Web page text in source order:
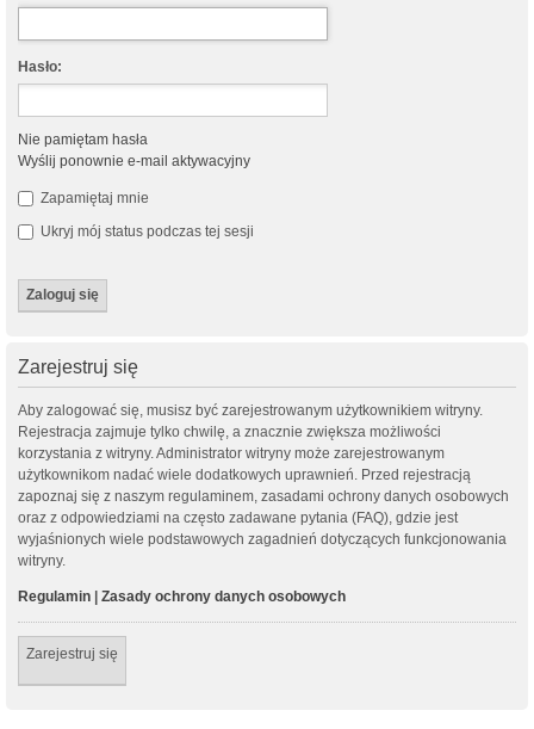
Hasło:
Nie pamiętam hasła
Wyślij ponownie e-mail aktywacyjny
Zapamiętaj mnie
Ukryj mój status podczas tej sesji
Zarejestruj się
Aby zalogować się, musisz być zarejestrowanym użytkownikiem witryny.
Rejestracja zajmuje tylko chwilę, a znacznie zwiększa możliwości
korzystania z witryny. Administrator witryny może zarejestrowanym
użytkownikom nadać wiele dodatkowych uprawnień. Przed rejestracją
zapoznaj się z naszym regulaminem, zasadami ochrony danych osobowych
oraz z odpowiedziami na często zadawane pytania (FAQ), gdzie jest
wyjaśnionych wiele podstawowych zagadnień dotyczących funkcjonowania
witryny.
Regulamin | Zasady ochrony danych osobowych
Zarejestruj się